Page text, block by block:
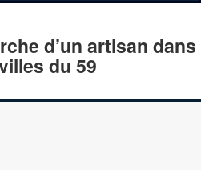
d’un artisan dans
du 59